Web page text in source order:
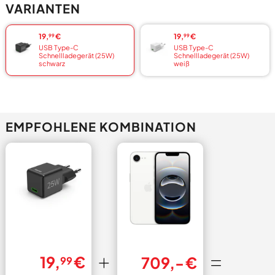
VARIANTEN
19,99€
USB Type-C
Schnellladegerät (25W)
schwarz
19,99€
USB Type-C
Schnellladegerät (25W)
weiß
EMPFOHLENE KOMBINATION
19,99€ 709,- €